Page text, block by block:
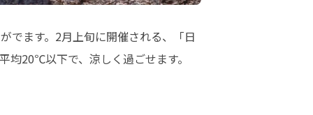
でます。2月上旬に開催される、「日
均20℃以下で、涼しく過ごせます。